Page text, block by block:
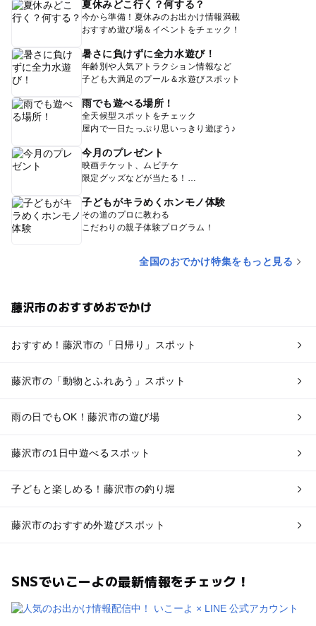
夏休みどこ行く？何する？
今から準備！夏休みのお出かけ情報満載
おすすめ遊び場＆イベントをチェック！
暑さに負けずに全力水遊び！
年齢別や人気アトラクション情報など
子ども大満足のプール＆水遊びスポット
雨でも遊べる場所！
全天候型スポットをチェック
屋内で一日たっぷり思いっきり遊ぼう♪
今月のプレゼント
映画チケット、ムビチケ
限定グッズなどが当たる！
子どもがキラめくホンモノ体験
その道のプロに教わる
こだわりの親子体験プログラム！
全国のおでかけ特集をもっと見る
藤沢市のおすすめおでかけ
おすすめ！藤沢市の「日帰り」スポット
藤沢市の「動物とふれあう」スポット
雨の日でもOK！藤沢市の遊び場
藤沢市の1日中遊べるスポット
子どもと楽しめる！藤沢市の釣り堀
藤沢市のおすすめ外遊びスポット
SNSでいこーよの最新情報をチェック！